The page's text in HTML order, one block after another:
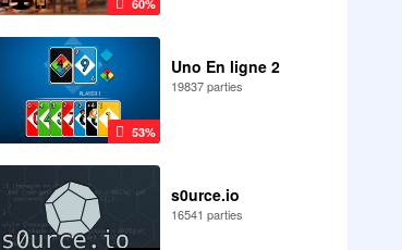
60%
53%
Uno En ligne 2
19837 parties
s0urce.io
16541 parties